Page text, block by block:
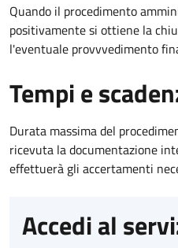
Quando il procedimento
positivamente si ottiene la
l'eventuale provvvedimento
Tempi e
Durata massima del
ricevuta la documentazione
effettuerà gli accertamenti
Accedi al